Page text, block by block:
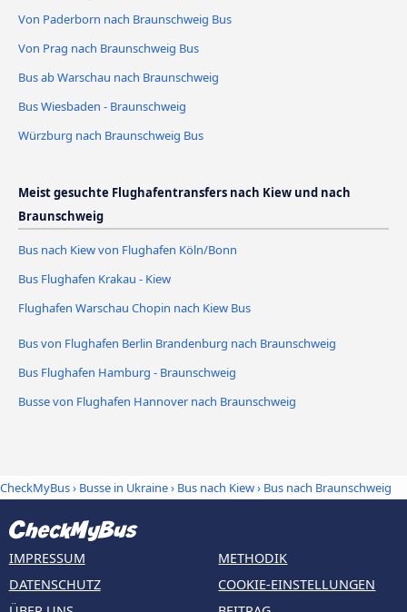
Von Paderborn nach Braunschweig Bus
Von Prag nach Braunschweig Bus
Bus ab Warschau nach Braunschweig
Bus Wiesbaden - Braunschweig
Würzburg nach Braunschweig Bus
Meist gesuchte Flughafentransfers nach Kiew und nach
Braunschweig
Bus nach Kiew von Flughafen Köln/Bonn
Bus Flughafen Krakau - Kiew
Flughafen Warschau Chopin nach Kiew Bus
Bus von Flughafen Berlin Brandenburg nach Braunschweig
Bus Flughafen Hamburg - Braunschweig
Busse von Flughafen Hannover nach Braunschweig
CheckMyBus› Busse in Ukraine› Bus nach Kiew› Bus nach Braunschweig
IMPRESSUM
DATENSCHUTZ
METHODIK
COOKIE-EINSTELLUNGEN